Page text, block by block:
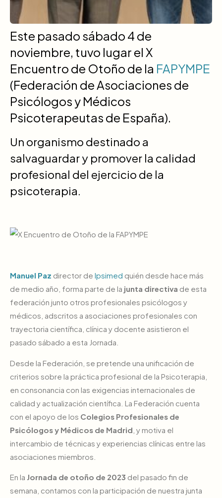
Este pasado sábado 4 de
noviembre, tuvo lugar el X
Encuentro de Otoño de la FAPYMPE
(Federación de Asociaciones de
Psicólogos y Médicos
Psicoterapeutas de España).
Un organismo destinado a
salvaguardar y promover la calidad
profesional del ejercicio de la
psicoterapia.
Manuel Paz director de Ipsimed quién desde hace más
de medio año, forma parte de la junta directiva de esta
federación junto otros profesionales psicólogos y
médicos, adscritos a asociaciones profesionales con
trayectoria científica, clínica y docente asistieron el
pasado sábado a esta Jornada.
Desde la Federación, se pretende una unificación de
criterios sobre la práctica profesional de la Psicoterapia,
en consonancia con las exigencias internacionales de
calidad y actualización científica. La Federación cuenta
con el apoyo de los Colegios Profesionales de
Psicólogos y Médicos de Madrid , y motiva el
intercambio de técnicas y experiencias clínicas entre las
asociaciones miembros.
En la Jornada de otoño de 2023 del pasado fin de
semana, contamos con la participación de nuestra junta